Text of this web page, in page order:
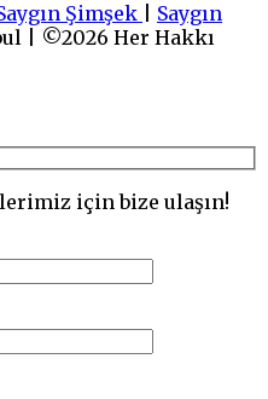
Şimşek
Saygın
©2026 Her Hakkı
için bize ulaşın!